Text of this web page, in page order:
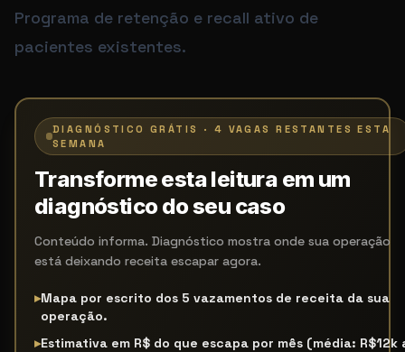
Programa de retenção e recall ativo de
pacientes existentes.
DIAGNÓSTICO GRÁTIS · 4 VAGAS RESTANTES ESTA
SEMANA
Transforme esta leitura em um
diagnóstico do seu caso
Conteúdo informa. Diagnóstico mostra onde sua operação
está deixando receita escapar agora.
▸Mapa por escrito dos 5 vazamentos de receita da sua
operação.
▸Estimativa em R$ do que escapa por mês (média: R$12k